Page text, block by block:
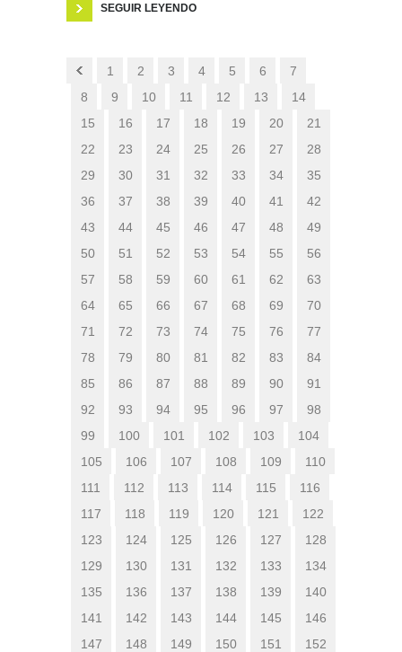
SEGUIR LEYENDO
1 2 3 4 5 6
7
8
9 10 11 12 13
14
15
16 17 18 19 20
21
22
23 24 25 26 27
28
29
30 31 32 33 34
35
36
37 38 39 40 41
42
43
44 45 46 47 48
49
50
51 52 53 54 55
56
57
58 59 60 61 62
63
64
65 66 67 68 69
70
71
72 73 74 75 76
77
78
79 80 81 82 83
84
85
86 87 88 89 90
91
92
93 94 95 96 97
98
99
100 101 102 103
104
105
106 107 108 109
110
111
112 113 114 115
116
117
118 119 120 121
122
123
124 125 126 127
128
129
130 131 132 133
134
135
136 137 138 139
140
141
142 143 144 145
146
147
148 149 150 151
152